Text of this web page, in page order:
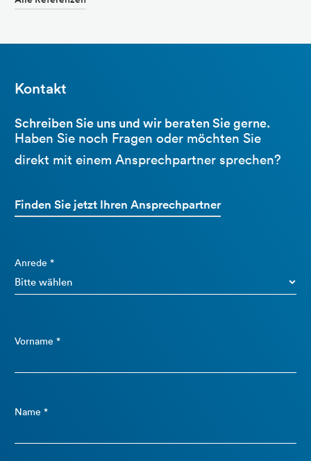
Kontakt
Schreiben Sie uns und wir beraten Sie gerne.
Haben Sie noch Fragen oder möchten Sie
direkt mit einem Ansprechpartner sprechen?
Finden Sie jetzt Ihren Ansprechpartner
Anrede *
Vorname *
Name *